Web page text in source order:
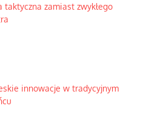
taktyczna zamiast zwykłego
innowacje w tradycyjnym